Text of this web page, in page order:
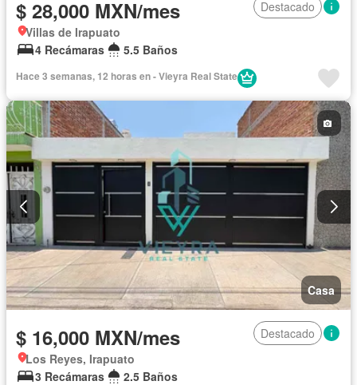
$ 28,000 MXN/mes
Destacado
Villas de Irapuato
4 Recámaras
5.5 Baños
Hace 3 semanas, 12 horas en - Vieyra Real State
Casa
$ 16,000 MXN/mes
Destacado
Los Reyes, Irapuato
3 Recámaras
2.5 Baños